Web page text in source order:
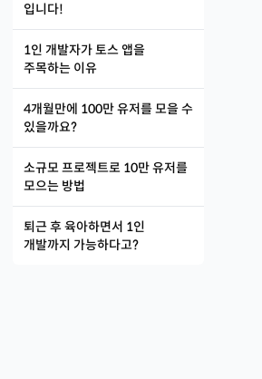
입니다!
1인 개발자가 토스 앱을
주목하는 이유
4개월만에 100만 유저를 모을 수
있을까요?
소규모 프로젝트로 10만 유저를
모으는 방법
퇴근 후 육아하면서 1인
개발까지 가능하다고?